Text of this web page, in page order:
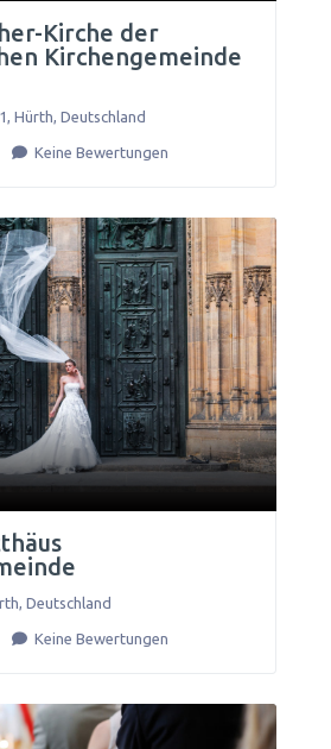
Kirche der
Kirchengemeinde
, Hürth, Deutschland
Keine Bewertungen
, Deutschland
Keine Bewertungen